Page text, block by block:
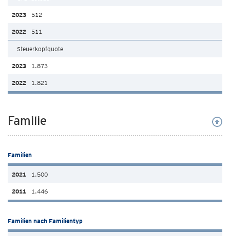
512
511
Steuerkopfquote
1.873
1.821
Familie
Familien
1.500
1.446
Familien nach Familientyp